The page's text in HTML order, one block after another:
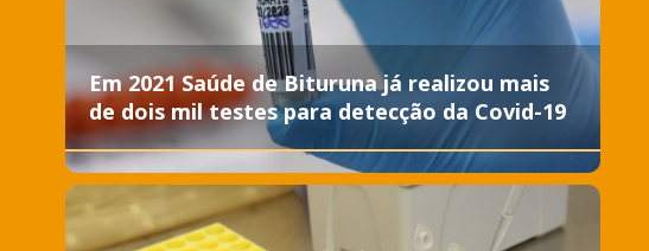
Em 2021 Saúde de Bituruna já realizou mais
de dois mil testes para detecção da Covid-19